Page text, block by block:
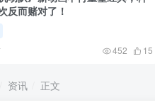
反而赌对了！
452 15
资讯 正文